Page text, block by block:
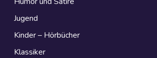
Jugend
Kinder – Hörbücher
Klassiker